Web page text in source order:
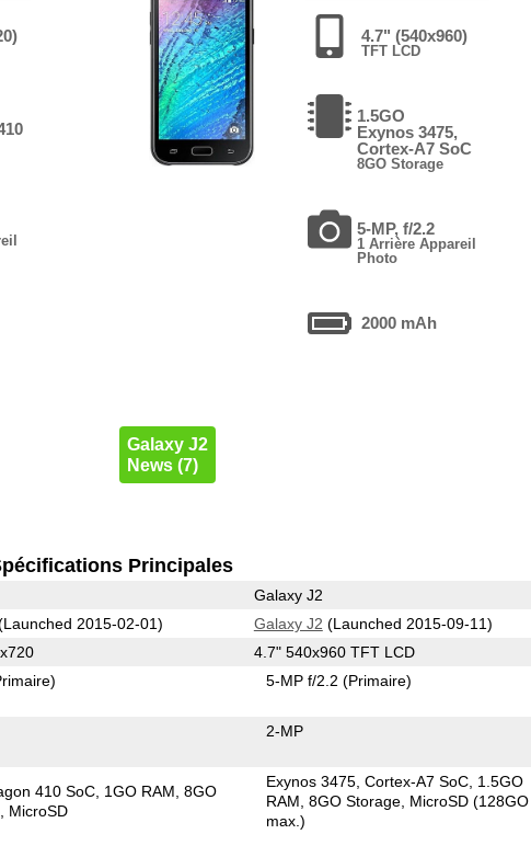
4.7" (540x960)
TFT LCD
1.5GO
Exynos 3475,
Cortex-A7 SoC
8GO Storage
5-MP, f/2.2
1 Arrière Appareil
Photo
2000 mAh
Galaxy J2
News (7)
Principales
Galaxy J2
2015-02-01) Galaxy J2 (Launched 2015-09-11)
4.7" 540x960 TFT LCD
5-MP f/2.2(Primaire)
2-MP
410 SoC 1GO RAM 8GO
MicroSD
Exynos 3475, Cortex-A7 SoC 1.5GO
RAM 8GO Storage MicroSD (128GO
max.)